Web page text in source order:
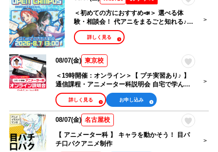
家
ルマネージャー
ライブ制作・舞
台制作・イベン
トスタッフ
高等部 大学部
カレンダーから選ぶ
オンラインオープンキャンパス
＜初めての方におすすめ📣＞ 選べる体
験・相談会！ 代アニをまるごと知れる♪
オープンキャンパス🎉
詳しく見る
08/07(金) 東京校
＜19時開催：オンライン＞【 プチ実習あり♪ 】
通信課程・アニメーター科説明会 自宅で学んで
プロをめざそう！
お申し込み
詳しく見る
08/07(金) 名古屋校
【 アニメーター科 】 キャラを動かそう！ 目パ
チ口パクアニメ制作